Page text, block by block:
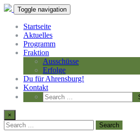
Toggle navigation
Startseite
Aktuelles
Programm
Fraktion
Ausschüsse
Erfolge
Du für Ahrensburg!
Kontakt
×